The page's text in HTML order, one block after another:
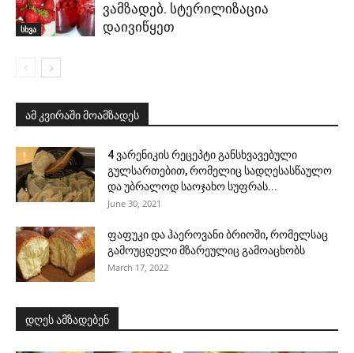
სხვა
ვამზადებ. სტერილიზაცია
დაივიწყეთ
ამ კვირაში მოამზადეს
4 ვარენიკის რეცეპტი განსხვავებული
გულსართებით, რომელიც სადღესასწაულო
და უბრალოდ საოჯახო სუფრას...
June 30, 2021
ფაფუკი და ჰაეროვანი ბრიოში, რომელსაც
გამოუცდელი მზარეულიც გამოაცხობს
March 17, 2022
დღეს ამზადებენ